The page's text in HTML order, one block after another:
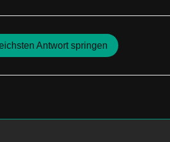
Antwort springen